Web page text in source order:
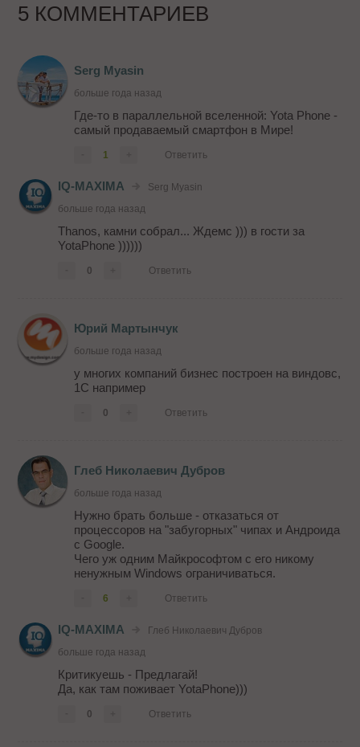
5 КОММЕНТАРИЕВ
Serg Myasin
больше года назад
Где-то в параллельной вселенной: Yota Phone -
самый продаваемый смартфон в Мире!
1 Ответить
IQ-MAXIMA
Serg Myasin
больше года назад
Thanos, камни собрал... Ждемс ))) в гости за
YotaPhone ))))))
0 Ответить
Юрий Мартынчук
больше года назад
у многих компаний бизнес построен на виндовс,
1С например
0 Ответить
Глеб Николаевич Дубров
больше года назад
Нужно брать больше - отказаться от
процессоров на "забугорных" чипах и Андроида
с Google.
Чего уж одним Майкрософтом с его никому
ненужным Windows ограничиваться.
6 Ответить
IQ-MAXIMA
Глеб Николаевич Дубров
больше года назад
Критикуешь - Предлагай!
Да, как там поживает YotaPhone)))
0 Ответить